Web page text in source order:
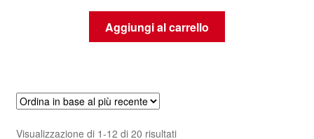
Aggiungi al carrello
Visualizzazione di 1-12 di 20 risultatiOrdina